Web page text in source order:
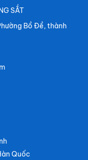
SẮT
Bồ Đề, thành
Quốc